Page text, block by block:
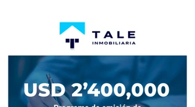
financiamiento cada vez más viable y
atractiva para empresas que operan en el
sector inmobiliario. Esta modalidad permite
a las desarrolladoras inmobiliarias
monetizar flujos futuros de efectivo a través
de la emisión de valores negociables en el